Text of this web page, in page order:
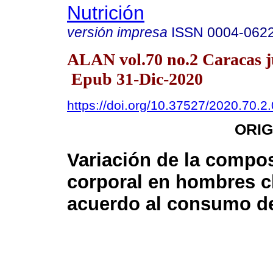
Nutrición
versión impresa ISSN 0004-
ALAN vol.70 no.2 Caracas
Epub 31-Dic-2020
https://doi.org/10.37527/
Variación de la
corporal en hombres
acuerdo al consumo